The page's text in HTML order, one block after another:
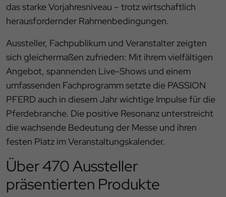
das starke Vorjahresniveau – trotz wirtschaftlich
herausfordernder Rahmenbedingungen.
Aussteller, Fachpublikum und Veranstalter zeigten
sich gleichermaßen zufrieden: Mit ihrem vielfältigen
Angebot, spannenden Live-Shows und einem
umfassenden Fachprogramm setzte die PASSION
PFERD auch in diesem Jahr wichtige Impulse für die
Pferdebranche. Die positive Resonanz unterstreicht
die wachsende Bedeutung der Messe und ihren
festen Platz im Veranstaltungskalender.
Über 470 Aussteller
präsentierten Produkte